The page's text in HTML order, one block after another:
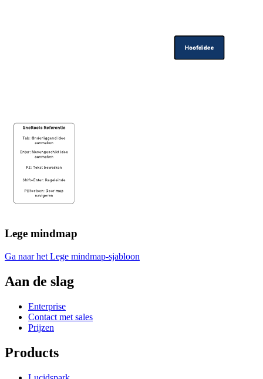
Lege mindmap
Ga naar het Lege mindmap-sjabloon
Aan de slag
Enterprise
Contact met sales
Prijzen
Products